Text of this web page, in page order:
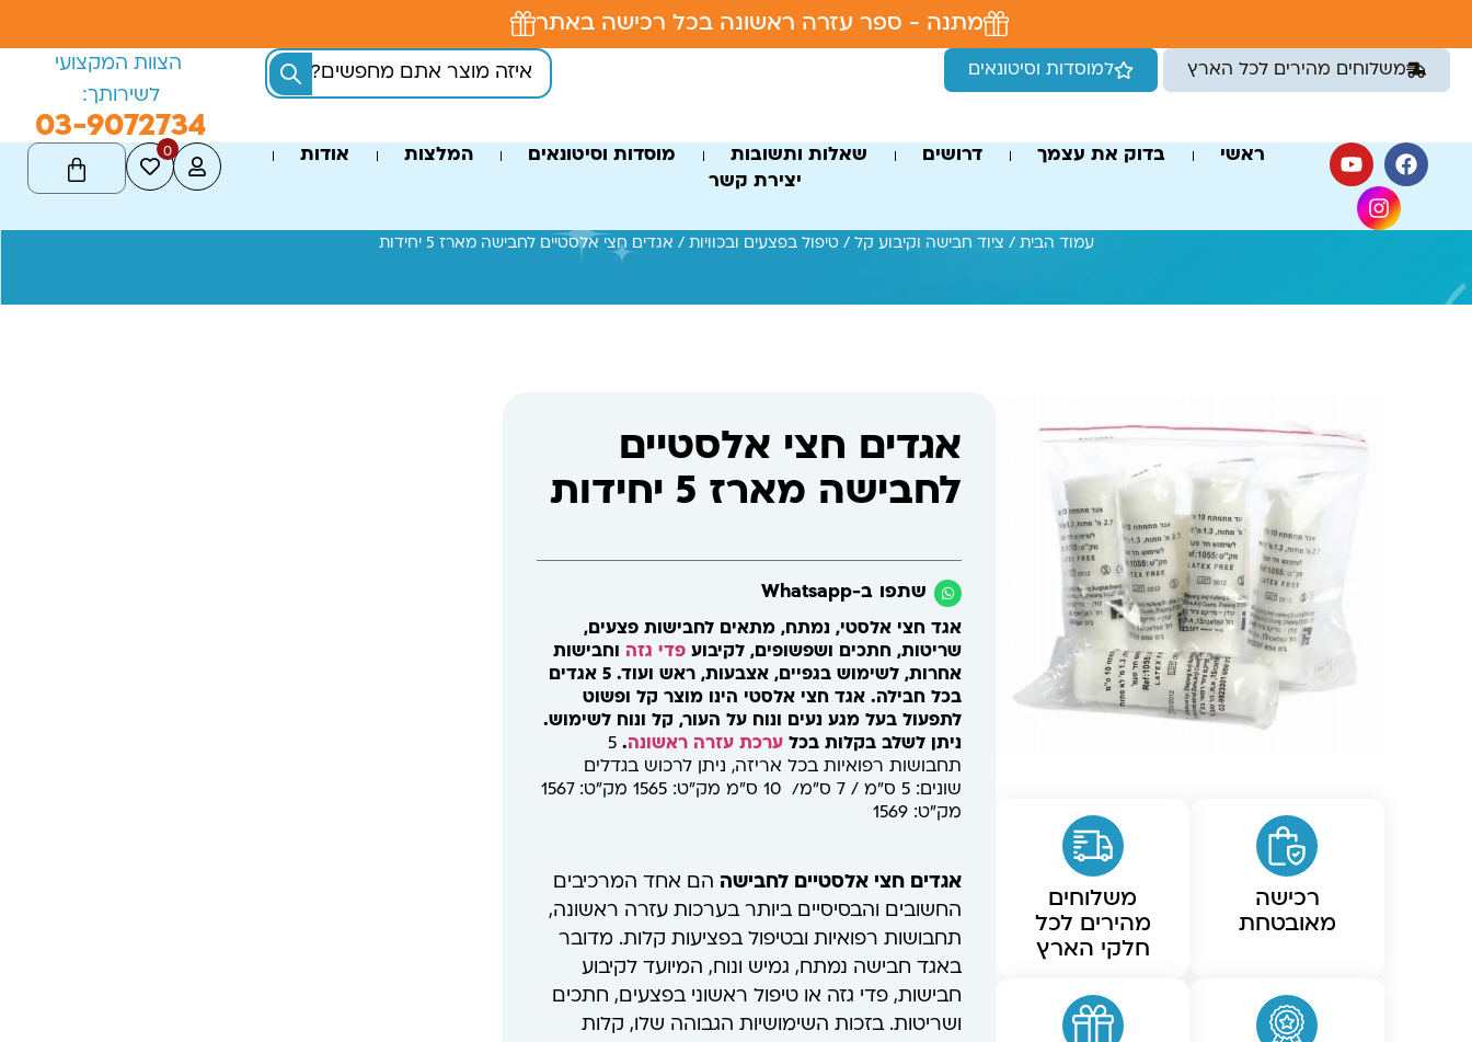
מתנה - ספר עזרה ראשונה בכל רכישה באתר
משלוחים מהירים לכל הארץ למוסדות וסיטונאים
הצוות המקצועי
לשירותך:
03-9072734
ראשי בדוק את עצמך דרושים שאלות ותשובות מוסדות וסיטונאים המלצות
אודות
יצירת קשר
0
עמוד הבית / ציוד חבישה וקיבוע קל /טיפול בפצעים ובכוויות / אגדים חצי אלסטיים לחבישה מארז 5 יחידות
רכישה
מאובטחת
משלוחים
מהירים לכל
חלקי הארץ
אגדים חצי אלסטיים
לחבישה מארז 5 יחידות
שתפו ב-Whatsapp
אגד חצי אלסטי, נמתח, מתאים לחבישות פצעים,
שריטות, חתכים ושפשופים, לקיבועפדי גזה וחבישות
אחרות, לשימוש בגפיים, אצבעות, ראש ועוד. 5 אגדים
בכל חבילה. אגד חצי אלסטי הינו מוצר קל ופשוט
לתפעול בעל מגע נעים ונוח על העור, קל ונוח לשימוש.
ניתן לשלב בקלות בכלערכת עזרה ראשונה.
5
תחבושות רפואיות בכל אריזה, ניתן לרכוש בגדלים
שונים: 5 ס"מ / 7 ס"מ/ 10 ס"מ מק"ט: 1565 מק"ט: 1567
מק"ט: 1569
אגדים חצי אלסטיים לחבישה הם אחד המרכיבים
החשובים והבסיסיים ביותר בערכות עזרה ראשונה,
תחבושות רפואיות ובטיפול בפציעות קלות. מדובר
באגד חבישה נמתח, גמיש ונוח, המיועד לקיבוע
חבישות, פדי גזה או טיפול ראשוני בפצעים, חתכים
ושריטות. בזכות השימושיות הגבוהה שלו, קלות